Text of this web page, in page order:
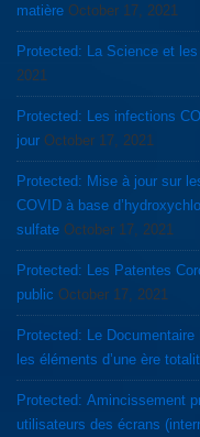
matière October 17, 2021
Protected: La Science et
2021
Protected: Les infections
jour October 17, 2021
Protected: Mise à jour sur
COVID à base
sulfate October 17, 2021
Protected: Les Patentes
public October 17, 2021
Protected: Le
les éléments d’une ère
Protected: Amincissement prématuré du cortex chez les grands
utilisateurs des écrans